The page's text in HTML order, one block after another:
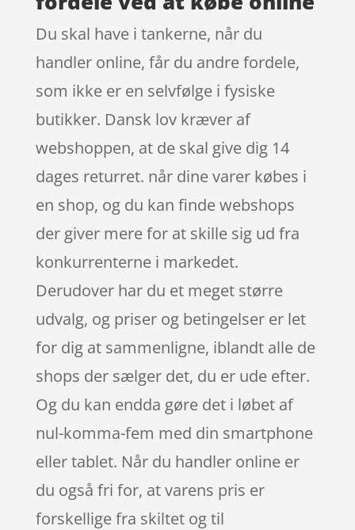
Du skal have i tankerne, når du
handler online, får du andre fordele,
som ikke er en selvfølge i fysiske
butikker. Dansk lov kræver af
webshoppen, at de skal give dig 14
dages returret. når dine varer købes i
en shop, og du kan finde webshops
der giver mere for at skille sig ud fra
konkurrenterne i markedet.
Derudover har du et meget større
udvalg, og priser og betingelser er let
for dig at sammenligne, iblandt alle de
shops der sælger det, du er ude efter.
Og du kan endda gøre det i løbet af
nul-komma-fem med din smartphone
eller tablet. Når du handler online er
du også fri for, at varens pris er
forskellige fra skiltet og til